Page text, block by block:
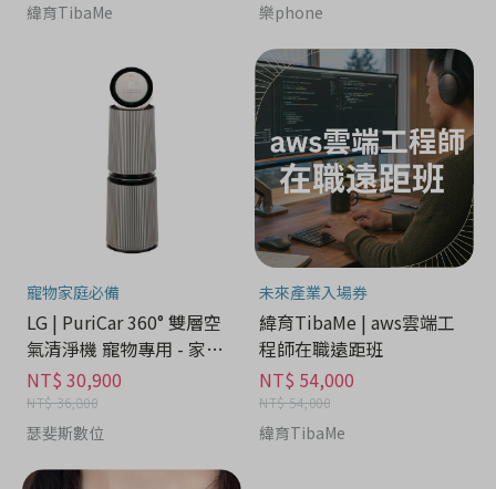
緯育TibaMe 樂phone
寵物家庭必備
LG | PuriCar 360° 雙層空
氣清淨機 寵物專用 - 家電
分期
NT$ 30,900
NT$ 36,800
瑟斐斯數位
未來產業入場券
緯育TibaMe | aws雲端工
程師在職遠距班
NT$ 54,000
NT$ 54,000
緯育TibaMe